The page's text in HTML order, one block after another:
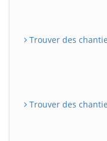
Trouver des
Trouver des